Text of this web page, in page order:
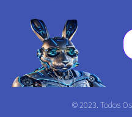
© 2023. Todos